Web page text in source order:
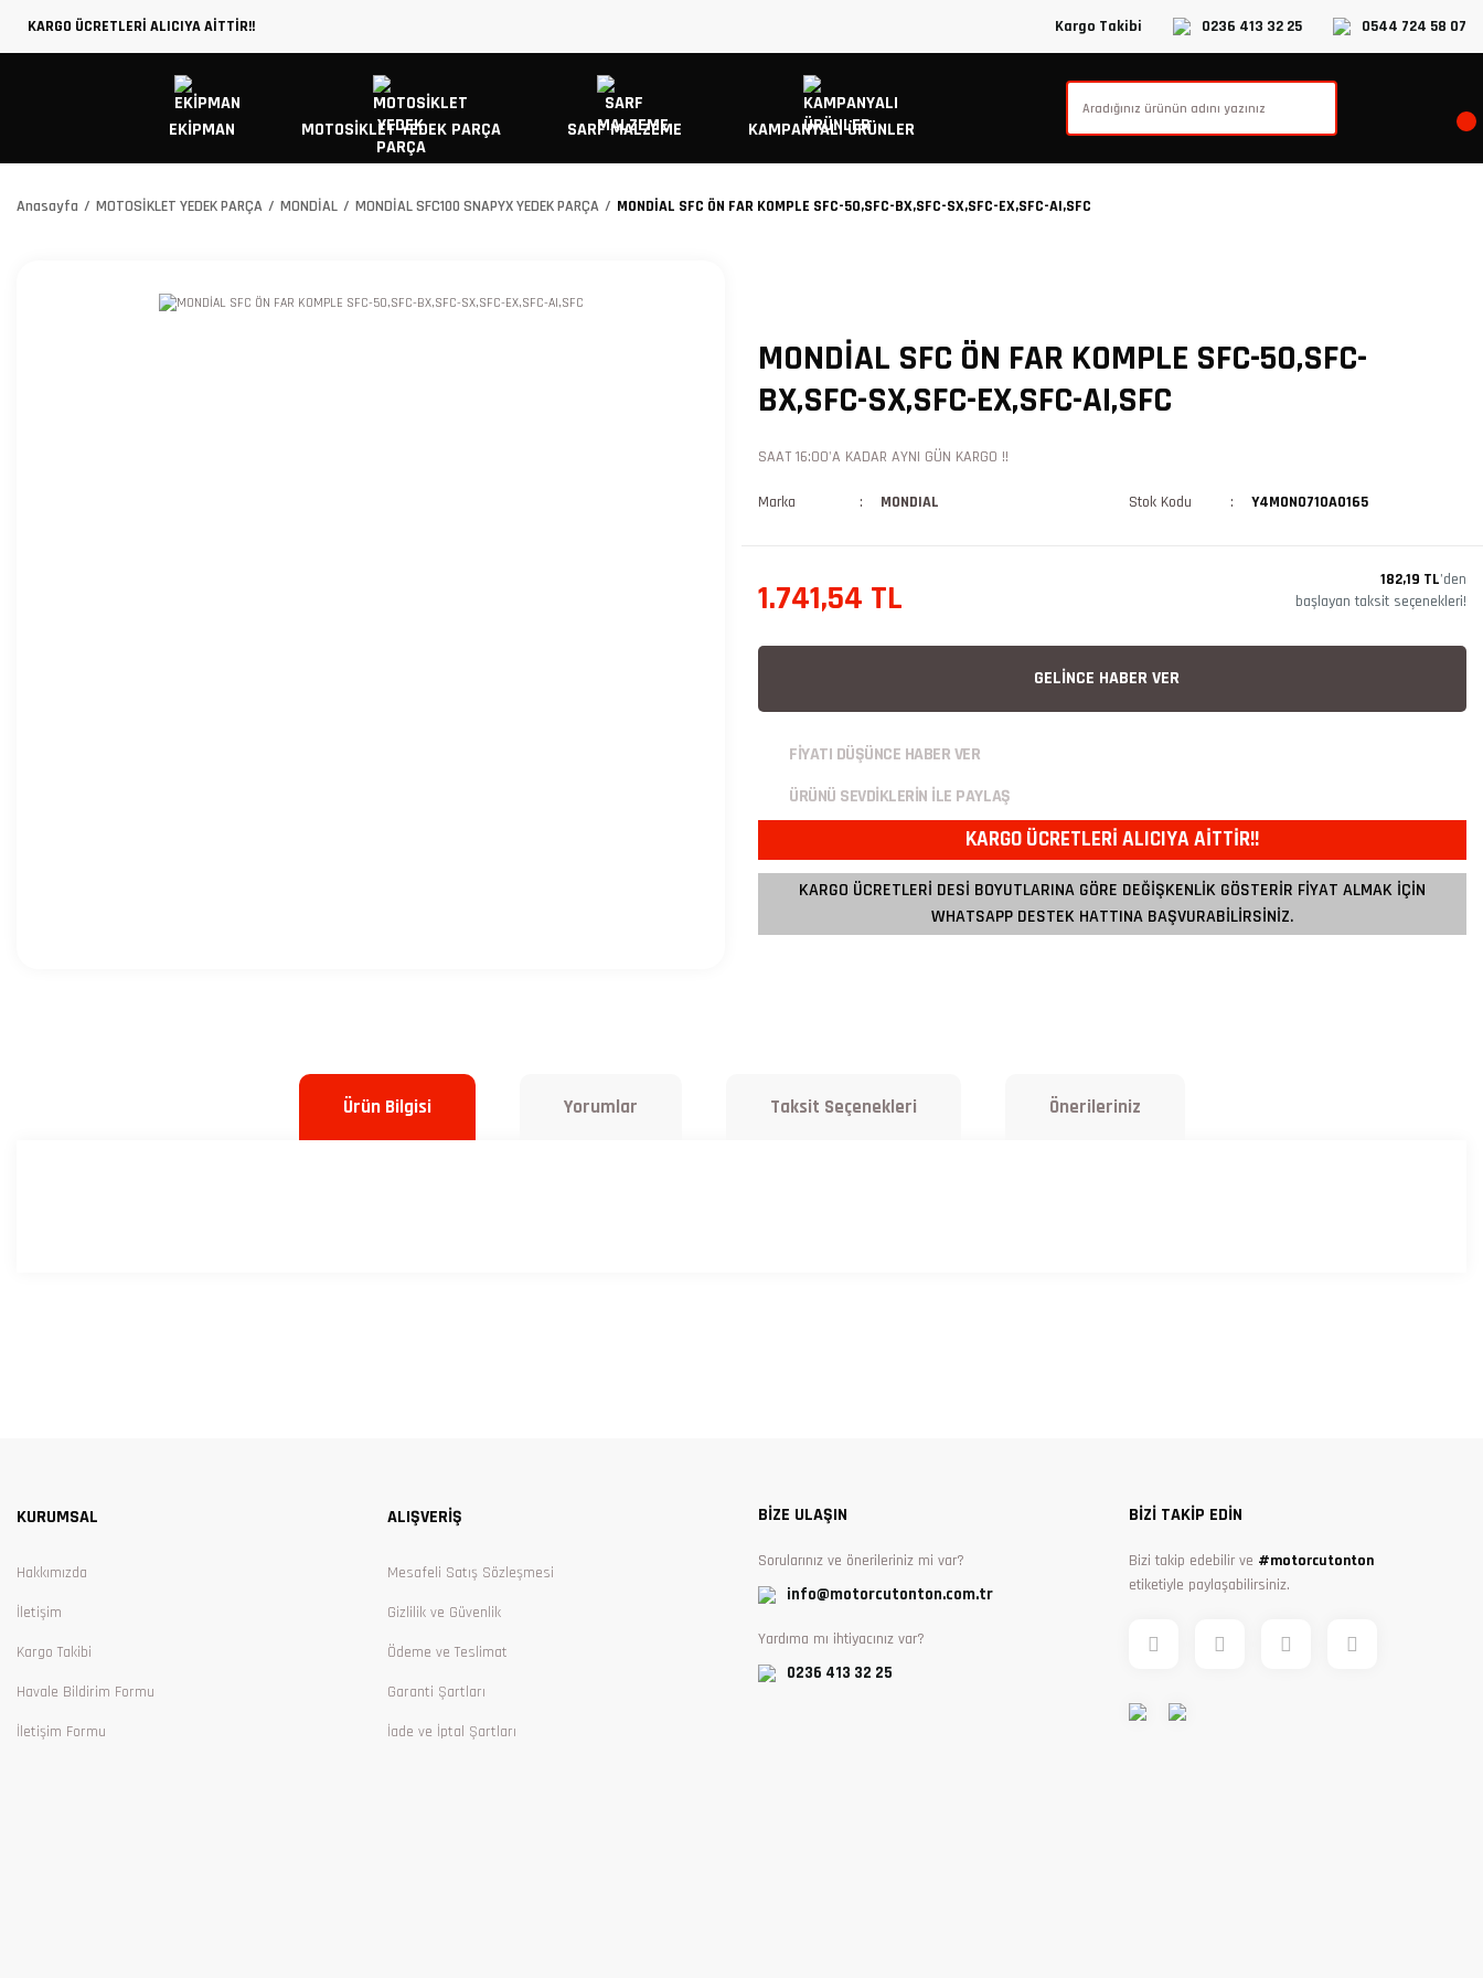
KARGO ÜCRETLERİ ALICIYA AİTTİR!! Kargo Takibi 0236 413 32 25 0544 724 58 07
EKİPMAN MOTOSİKLET YEDEK PARÇA SARF MALZEME KAMPANYALI ÜRÜNLER
Anasayfa MOTOSİKLET YEDEK PARÇA MONDİAL MONDİAL SFC100 SNAPYX YEDEK PARÇA MONDİAL SFC ÖN FAR KOMPLE SFC-50,SFC-BX,SFC-SX,SFC-EX,SFC-AI,SFC
MONDİAL SFC ÖN FAR KOMPLE SFC-50,SFC-
BX,SFC-SX,SFC-EX,SFC-AI,SFC
SAAT 16:00'A KADAR AYNI GÜN KARGO !!
Marka MONDIAL Stok Kodu Y4MON0710A0165
1.741,54 TL 182,19 TL’den
başlayan taksit seçenekleri!
GELİNCE HABER VER
FİYATI DÜŞÜNCE HABER VER
ÜRÜNÜ SEVDİKLERİN İLE PAYLAŞ
KARGO ÜCRETLERİ ALICIYA AİTTİR!!
KARGO ÜCRETLERİ DESİ BOYUTLARINA GÖRE DEĞİŞKENLİK GÖSTERİR FİYAT ALMAK İÇİN
WHATSAPP DESTEK HATTINA BAŞVURABİLİRSİNİZ.
Ürün Bilgisi Yorumlar Taksit Seçenekleri Önerileriniz
KURUMSAL
Hakkımızda
İletişim
Kargo Takibi
Havale Bildirim Formu
İletişim Formu
ALIŞVERİŞ
Mesafeli Satış Sözleşmesi
Gizlilik ve Güvenlik
Ödeme ve Teslimat
Garanti Şartları
İade ve İptal Şartları
BİZE ULAŞIN
Sorularınız ve önerileriniz mi var?
info@motorcutonton.com.tr
Yardıma mı ihtiyacınız var?
0236 413 32 25
BİZİ TAKİP EDİN
Bizi takip edebilir ve #motorcutonton
etiketiyle paylaşabilirsiniz.